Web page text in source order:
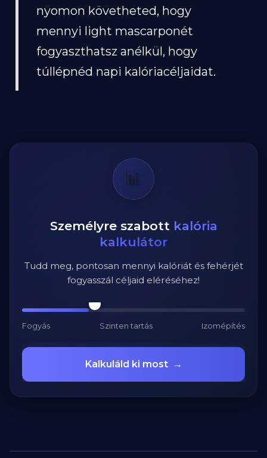
nyomon követheted, hogy
mennyi light mascarponét
fogyaszthatsz anélkül, hogy
túllépnéd napi kalóriacéljaidat.
📊
Személyre szabott kalória
kalkulátor
Tudd meg, pontosan mennyi kalóriát és fehérjét
fogyasszál céljaid eléréséhez!
Fogyás Szinten tartás Izomépítés
Kalkuláld ki most →